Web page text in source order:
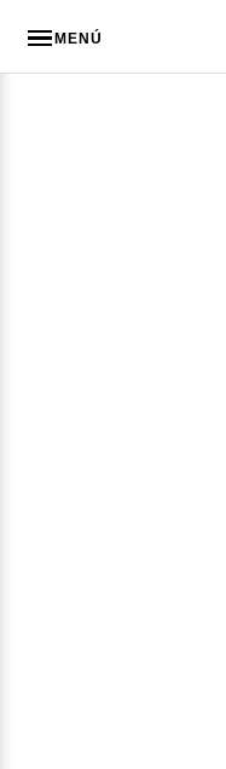
MENÚ